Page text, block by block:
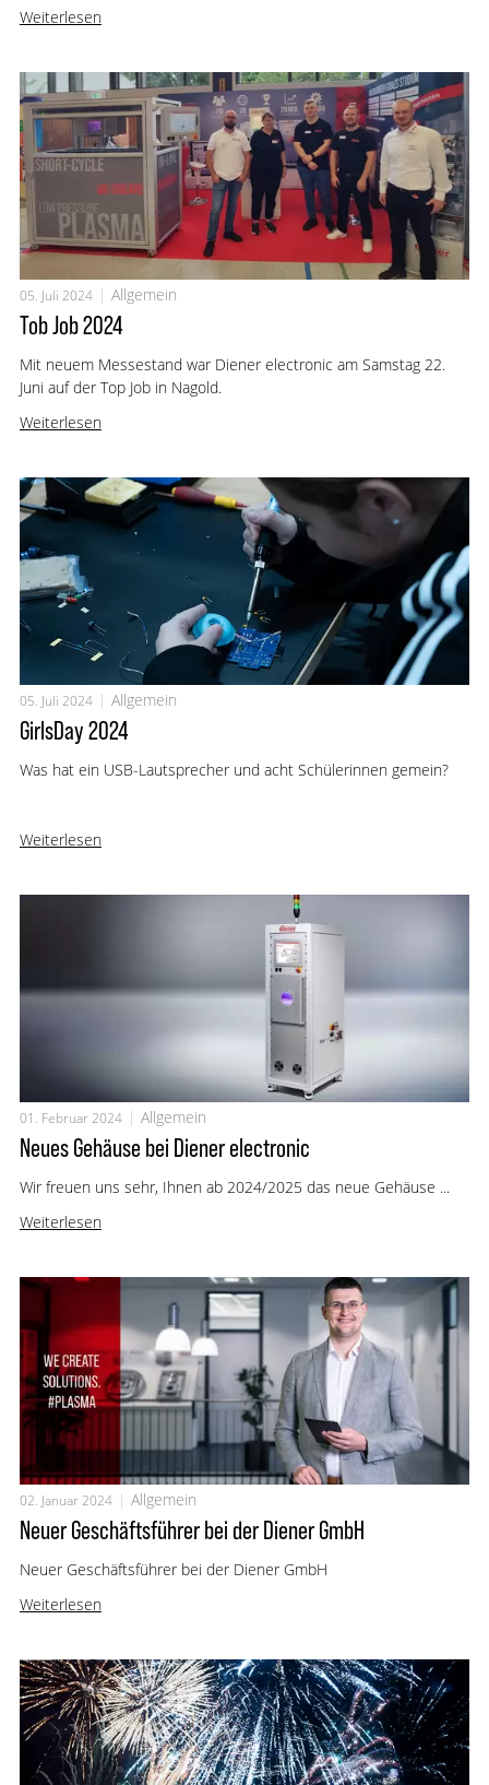
Weiterlesen
05. Juli 2024 Allgemein
Tob Job 2024
Mit neuem Messestand war Diener electronic am Samstag 22.
Juni auf der Top Job in Nagold.
Weiterlesen
05. Juli 2024 Allgemein
GirlsDay 2024
Was hat ein USB-Lautsprecher und acht Schülerinnen gemein?
Weiterlesen
01. Februar 2024 Allgemein
Neues Gehäuse bei Diener electronic
Wir freuen uns sehr, Ihnen ab 2024/2025 das neue Gehäuse ...
Weiterlesen
02. Januar 2024 Allgemein
Neuer Geschäftsführer bei der Diener GmbH
Neuer Geschäftsführer bei der Diener GmbH
Weiterlesen